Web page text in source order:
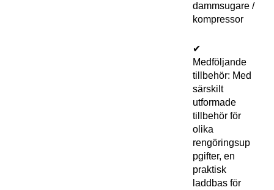
dammsugare /
kompressor
✔
Medföljande
tillbehör: Med
särskilt
utformade
tillbehör för
olika
rengöringsup
pgifter, en
praktisk
laddbas för